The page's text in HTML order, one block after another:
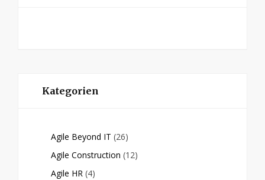
Kategorien
Agile Beyond IT (26)
Agile Construction (12)
Agile HR (4)